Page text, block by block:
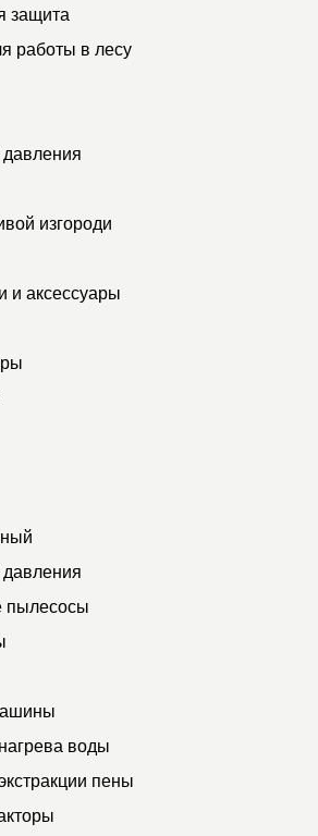
защита
работы в лесу
изгороди
и аксессуары
воды
пены